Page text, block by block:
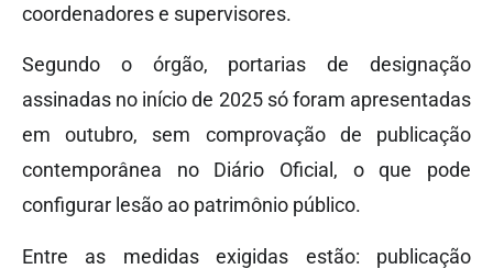
coordenadores e supervisores.
Segundo o órgão, portarias de designação
assinadas no início de 2025 só foram apresentadas
em outubro, sem comprovação de publicação
contemporânea no Diário Oficial, o que pode
configurar lesão ao patrimônio público.
Entre as medidas exigidas estão: publicação